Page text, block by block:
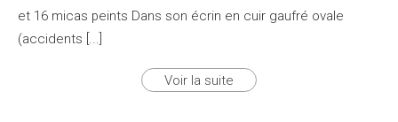
et 16 micas peints Dans son écrin en cuir gaufré ovale
(accidents [...]
Voir la suite